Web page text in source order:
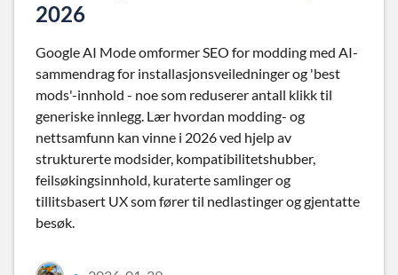
2026
Google AI Mode omformer SEO for modding med AI-
sammendrag for installasjonsveiledninger og 'best
mods'-innhold - noe som reduserer antall klikk til
generiske innlegg. Lær hvordan modding- og
nettsamfunn kan vinne i 2026 ved hjelp av
strukturerte modsider, kompatibilitetshubber,
feilsøkingsinnhold, kuraterte samlinger og
tillitsbasert UX som fører til nedlastinger og gjentatte
besøk.